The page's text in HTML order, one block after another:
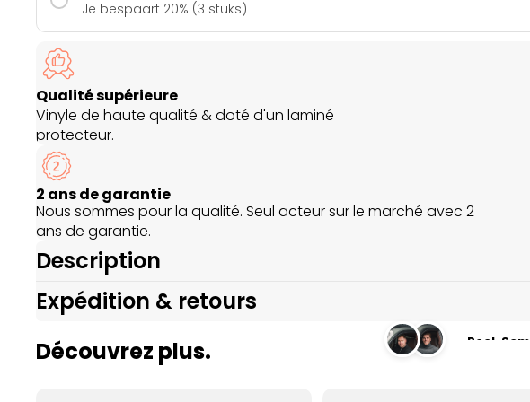
Je bespaart 20% (3 stuks)
Qualité supérieure
Vinyle de haute qualité & doté d'un laminé
protecteur.
2 ans de garantie
Nous sommes pour la qualité. Seul acteur sur le marché avec 2
ans de garantie.
Description
Expédition & retours
Roel, Sem
Découvrez plus.